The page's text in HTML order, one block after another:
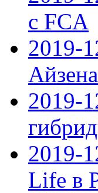
с FCA
2019-
2019-
2019-
Life в